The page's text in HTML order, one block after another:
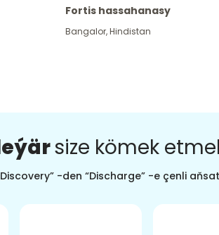
Fortis hassahanasy
Bangalor,Hindistan
size kömek
-den “Discharge” -e çenli